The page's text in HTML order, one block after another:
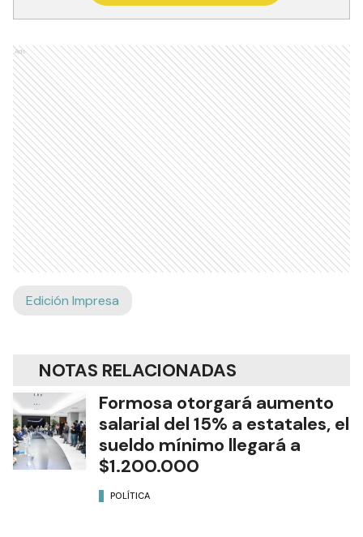
Ads
Edición Impresa
NOTAS RELACIONADAS
Formosa otorgará aumento
salarial del 15% a estatales, el
sueldo mínimo llegará a
$1.200.000
POLÍTICA